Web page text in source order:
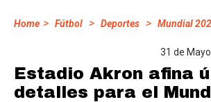
Home > Fútbol > Deportes > Mundial
31 de
Estadio Akron afina
detalles para el